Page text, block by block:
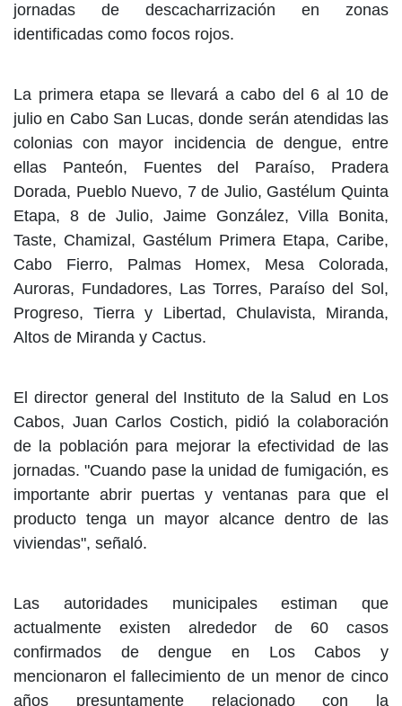
jornadas de descacharrización en zonas
identificadas como focos rojos.
La primera etapa se llevará a cabo del 6 al 10 de
julio en Cabo San Lucas, donde serán atendidas las
colonias con mayor incidencia de dengue, entre
ellas Panteón, Fuentes del Paraíso, Pradera
Dorada, Pueblo Nuevo, 7 de Julio, Gastélum Quinta
Etapa, 8 de Julio, Jaime González, Villa Bonita,
Taste, Chamizal, Gastélum Primera Etapa, Caribe,
Cabo Fierro, Palmas Homex, Mesa Colorada,
Auroras, Fundadores, Las Torres, Paraíso del Sol,
Progreso, Tierra y Libertad, Chulavista, Miranda,
Altos de Miranda y Cactus.
El director general del Instituto de la Salud en Los
Cabos, Juan Carlos Costich, pidió la colaboración
de la población para mejorar la efectividad de las
jornadas. "Cuando pase la unidad de fumigación, es
importante abrir puertas y ventanas para que el
producto tenga un mayor alcance dentro de las
viviendas", señaló.
Las autoridades municipales estiman que
actualmente existen alrededor de 60 casos
confirmados de dengue en Los Cabos y
mencionaron el fallecimiento de un menor de cinco
años presuntamente relacionado con la